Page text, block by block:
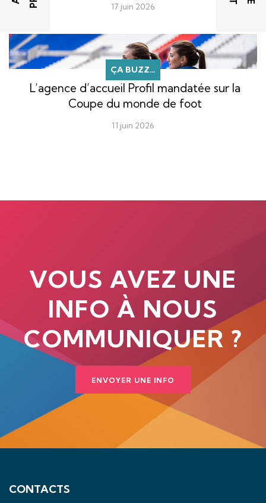
17 juin 2026
ÇA BUZZ…
L’agence d’accueil Profil mandatée sur la
Coupe du monde de foot
11 juin 2026
VOUS AVEZ UNE
INFO À NOUS
COMMUNIQUER ?
ENVOYER UNE INFO
CONTACTS